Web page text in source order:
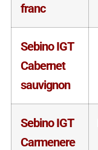
franc
Sebino IGT
Cabernet
sauvignon
Sebino IGT
Carmenere